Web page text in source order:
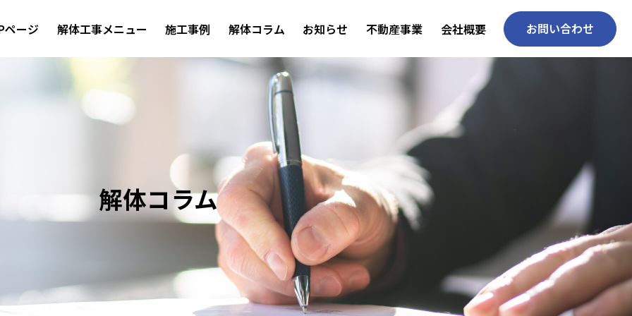
ページ 解体工事メニュー 施工事例 解体コラム お知らせ 不動産事業 会社概要 お問い合わせ
解体コラム